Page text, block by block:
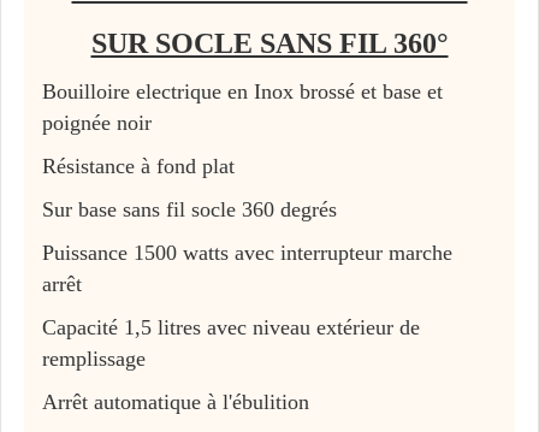
SUR SOCLE SANS FIL 360°
Bouilloire electrique en Inox brossé et base et
poignée noir
Résistance à fond plat
Sur base sans fil socle 360 degrés
Puissance 1500 watts avec interrupteur marche
arrêt
Capacité 1,5 litres avec niveau extérieur de
remplissage
Arrêt automatique à l'ébulition